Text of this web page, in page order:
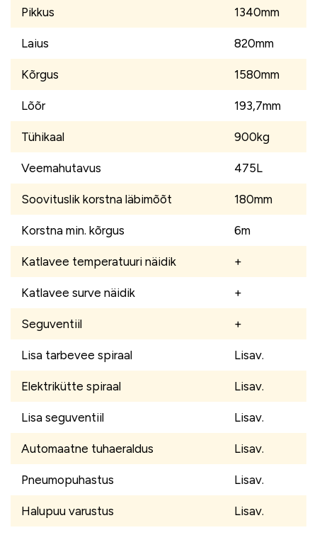
Pikkus 1340mm
Laius 820mm
Kõrgus 1580mm
Lõõr 193,7mm
Tühikaal 900kg
Veemahutavus 475L
Soovituslik korstna läbimõõt 180mm
Korstna min. kõrgus 6m
Katlavee temperatuuri näidik +
Katlavee surve näidik +
Seguventiil +
Lisa tarbevee spiraal Lisav.
Elektrikütte spiraal Lisav.
Lisa seguventiil Lisav.
Automaatne tuhaeraldus Lisav.
Pneumopuhastus Lisav.
Halupuu varustus Lisav.